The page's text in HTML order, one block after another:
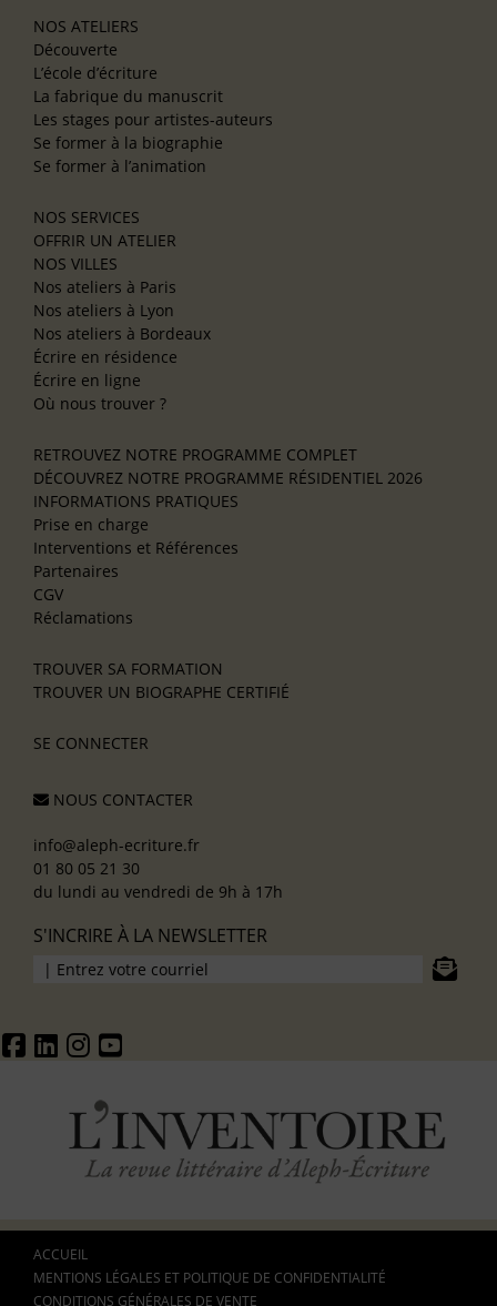
NOS ATELIERS
Découverte
L’école d’écriture
La fabrique du manuscrit
Les stages pour artistes-auteurs
Se former à la biographie
Se former à l’animation
NOS SERVICES
OFFRIR UN ATELIER
NOS VILLES
Nos ateliers à Paris
Nos ateliers à Lyon
Nos ateliers à Bordeaux
Écrire en résidence
Écrire en ligne
Où nous trouver ?
RETROUVEZ NOTRE PROGRAMME COMPLET
DÉCOUVREZ NOTRE PROGRAMME RÉSIDENTIEL 2026
INFORMATIONS PRATIQUES
Prise en charge
Interventions et Références
Partenaires
CGV
Réclamations
TROUVER SA FORMATION
TROUVER UN BIOGRAPHE CERTIFIÉ
SE CONNECTER
NOUS CONTACTER
info@aleph-ecriture.fr
01 80 05 21 30
du lundi au vendredi de 9h à 17h
S'INCRIRE À LA NEWSLETTER
ACCUEIL
MENTIONS LÉGALES ET POLITIQUE DE CONFIDENTIALITÉ
CONDITIONS GÉNÉRALES DE VENTE